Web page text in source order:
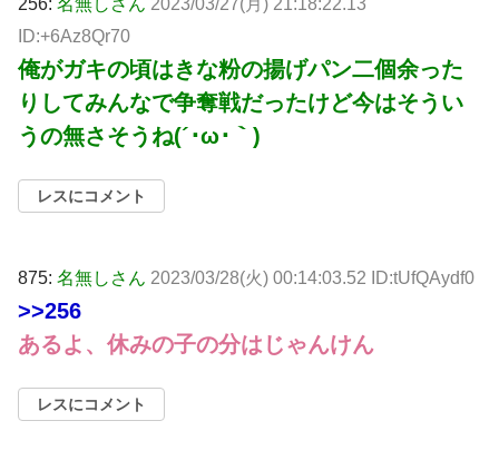
256: 名無しさん 2023/03/27(月) 21:18:22.13
ID:+6Az8Qr70
俺がガキの頃はきな粉の揚げパン二個余った
りしてみんなで争奪戦だったけど今はそうい
うの無さそうね(´･ω･｀)
レスにコメント
875: 名無しさん 2023/03/28(火) 00:14:03.52 ID:tUfQAydf0
>>256
あるよ、休みの子の分はじゃんけん
レスにコメント